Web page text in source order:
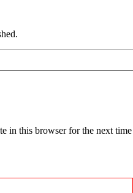
in this browser for the next time